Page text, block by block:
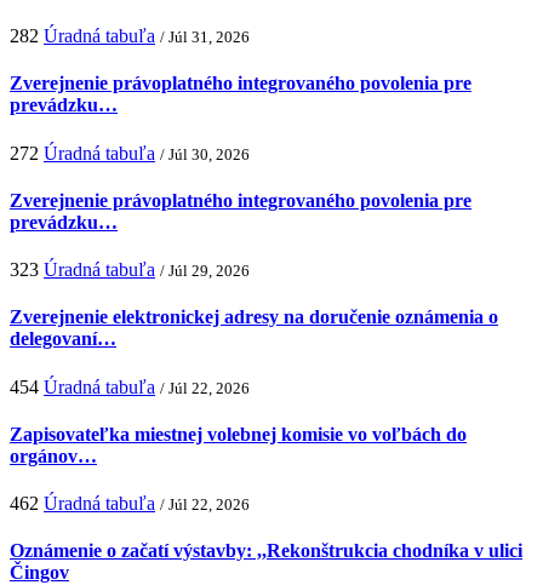
282 Úradná tabuľa / Júl 31, 2026
Zverejnenie právoplatného integrovaného povolenia pre
prevádzku…
272 Úradná tabuľa / Júl 30, 2026
Zverejnenie právoplatného integrovaného povolenia pre
prevádzku…
323 Úradná tabuľa / Júl 29, 2026
Zverejnenie elektronickej adresy na doručenie oznámenia o
delegovaní…
454 Úradná tabuľa / Júl 22, 2026
Zapisovateľka miestnej volebnej komisie vo voľbách do
orgánov…
462 Úradná tabuľa / Júl 22, 2026
Oznámenie o začatí výstavby: ,,Rekonštrukcia chodníka v ulici
Čingov